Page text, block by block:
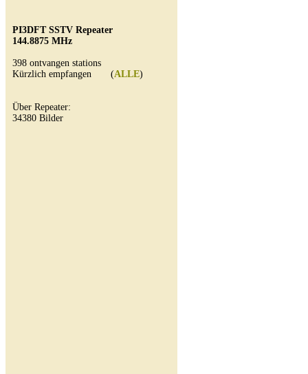
PI3DFT SSTV Repeater
144.8875 MHz
398 ontvangen stations
Kürzlich empfangen (ALLE)
Über Repeater:
34380 Bilder